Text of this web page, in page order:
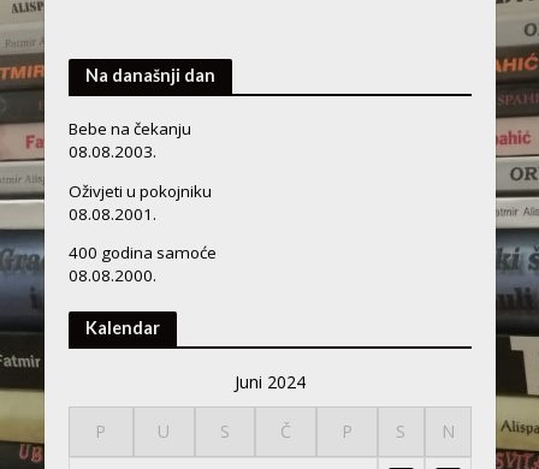
Na današnji dan
Bebe na čekanju
08.08.2003.
Oživjeti u pokojniku
08.08.2001.
400 godina samoće
08.08.2000.
Kalendar
Juni 2024
P U S Č P S N